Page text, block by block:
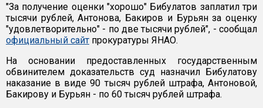
"За получение оценки "хорошо" Бибулатов заплатил три
тысячи рублей, Антонова, Бакиров и Бурьян за оценку
"удовлетворительно" - по две тысячи рублей", - сообщал
официальный сайт прокуратуры ЯНАО.
На основании предоставленных государственным
обвинителем доказательств суд назначил Бибулатову
наказание в виде 90 тысяч рублей штрафа, Антоновой,
Бакирову и Бурьян - по 60 тысяч рублей штрафа.